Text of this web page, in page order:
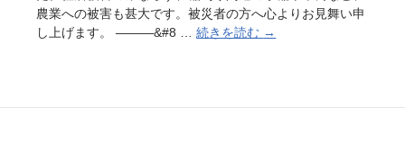
農業への被害も甚大です。被災者の方へ心よりお見舞い申
し上げます。 ———&#8 …続きを読む 秋
雨
→